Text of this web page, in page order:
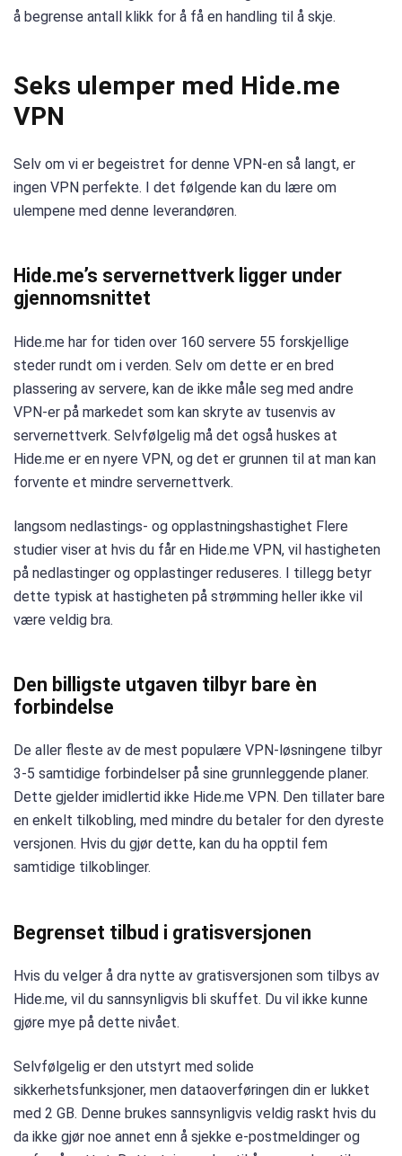
å begrense antall klikk for å få en handling til å skje.
Seks ulemper med Hide.me
VPN
Selv om vi er begeistret for denne VPN-en så langt, er
ingen VPN perfekte. I det følgende kan du lære om
ulempene med denne leverandøren.
Hide.me’s servernettverk ligger under
gjennomsnittet
Hide.me har for tiden over 160 servere 55 forskjellige
steder rundt om i verden. Selv om dette er en bred
plassering av servere, kan de ikke måle seg med andre
VPN-er på markedet som kan skryte av tusenvis av
servernettverk. Selvfølgelig må det også huskes at
Hide.me er en nyere VPN, og det er grunnen til at man kan
forvente et mindre servernettverk.
langsom nedlastings- og opplastningshastighet Flere
studier viser at hvis du får en Hide.me VPN, vil hastigheten
på nedlastinger og opplastinger reduseres. I tillegg betyr
dette typisk at hastigheten på strømming heller ikke vil
være veldig bra.
Den billigste utgaven tilbyr bare èn
forbindelse
De aller fleste av de mest populære VPN-løsningene tilbyr
3-5 samtidige forbindelser på sine grunnleggende planer.
Dette gjelder imidlertid ikke Hide.me VPN. Den tillater bare
en enkelt tilkobling, med mindre du betaler for den dyreste
versjonen. Hvis du gjør dette, kan du ha opptil fem
samtidige tilkoblinger.
Begrenset tilbud i gratisversjonen
Hvis du velger å dra nytte av gratisversjonen som tilbys av
Hide.me, vil du sannsynligvis bli skuffet. Du vil ikke kunne
gjøre mye på dette nivået.
Selvfølgelig er den utstyrt med solide
sikkerhetsfunksjoner, men dataoverføringen din er lukket
med 2 GB. Denne brukes sannsynligvis veldig raskt hvis du
da ikke gjør noe annet enn å sjekke e-postmeldinger og